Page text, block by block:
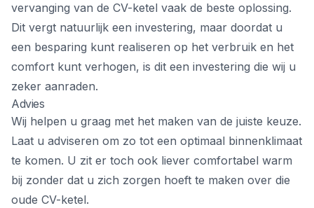
vervanging van de CV-ketel vaak de beste oplossing.
Dit vergt natuurlijk een investering, maar doordat u
een besparing kunt realiseren op het verbruik en het
comfort kunt verhogen, is dit een investering die wij u
zeker aanraden.
Advies
Wij helpen u graag met het maken van de juiste keuze.
Laat u adviseren om zo tot een optimaal binnenklimaat
te komen. U zit er toch ook liever comfortabel warm
bij zonder dat u zich zorgen hoeft te maken over die
oude CV-ketel.